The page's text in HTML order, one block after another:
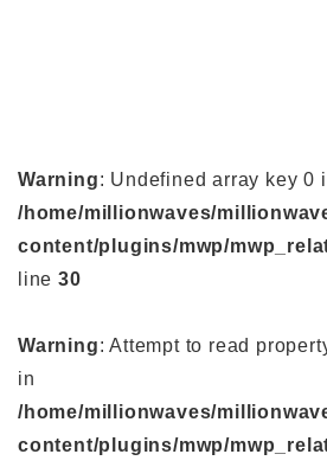
Warning: Undefined array key 0
/home/millionwaves/
content/plugins/mwp/
line 30
Warning: Attempt to read
in
/home/millionwaves/
content/plugins/mwp/